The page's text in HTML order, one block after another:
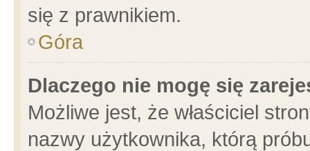
się z prawnikiem.
Góra
Dlaczego nie mogę się
Możliwe jest, że właściciel
nazwy użytkownika, którą